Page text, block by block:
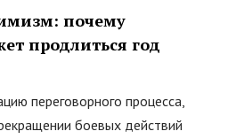
почему
продлиться год
переговорного процесса,
боевых действий